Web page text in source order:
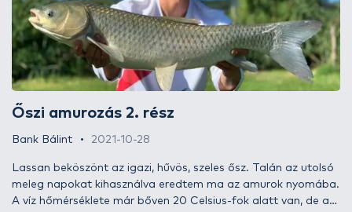
mindig emlékezni fogunk. Tartsatok velünk erre a nyári
kalandra, irány a Diana-tó!
Őszi amurozás 2. rész
Bank Bálint 2021-10-28
Lassan beköszönt az igazi, hűvös, szeles ősz. Talán az utolsó
meleg napokat kihasználva eredtem ma az amurok nyomába.
A víz hőmérséklete már bőven 20 Celsius-fok alatt van, de a